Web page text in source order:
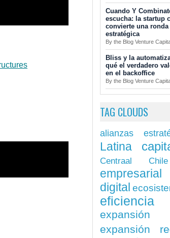
Cuando Y
escucha: la startup
convierte una
estratégica
By the Blog Venture
Bliss y la
qué el verdadero
en el backoffice
By the Blog Venture
TAG CLOUDS
alianzas
Latina
Centraal Chile
empresarial
digital
expansión
expansión